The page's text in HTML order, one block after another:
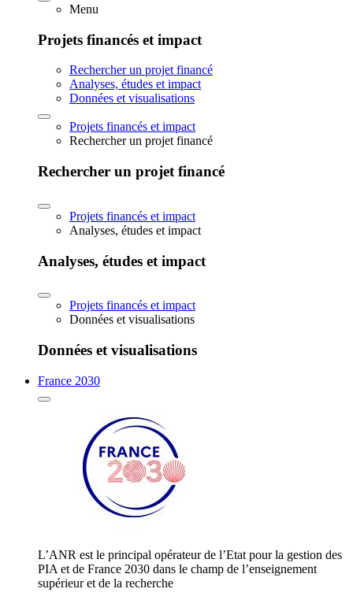
Menu
Projets financés et impact
Rechercher un projet financé
Analyses, études et impact
Données et visualisations
Projets financés et impact
Rechercher un projet financé
Rechercher un projet financé
Projets financés et impact
Analyses, études et impact
Analyses, études et impact
Projets financés et impact
Données et visualisations
Données et visualisations
France 2030
L’ANR est le principal opérateur de l’Etat pour la gestion des
PIA et de France 2030 dans le champ de l’enseignement
supérieur et de la recherche